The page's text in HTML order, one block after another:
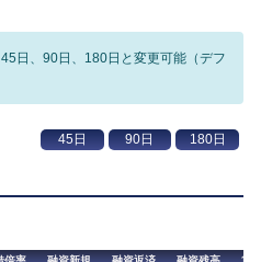
日、90日、180日と変更可能（デフ